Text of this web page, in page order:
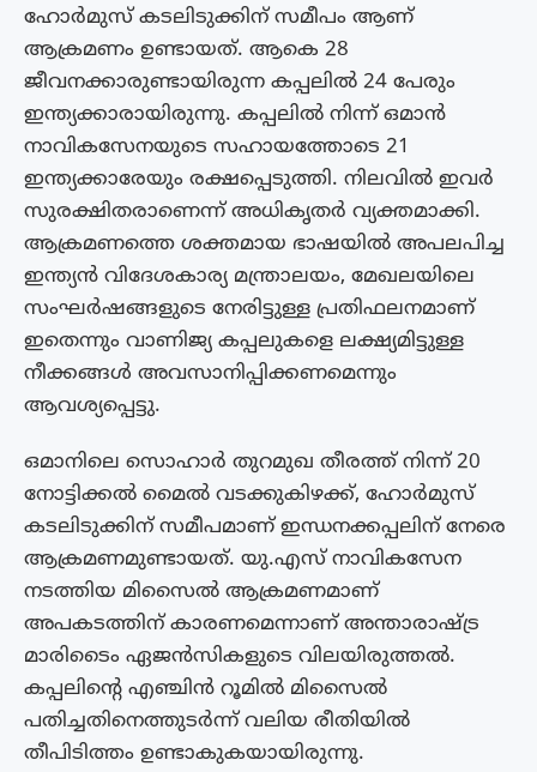
ഹോർമുസ് കടലിടുക്കിന് സമീപം ആണ്
ആക്രമണം ഉണ്ടായത്. ആകെ 28
ജീവനക്കാരുണ്ടായിരുന്ന കപ്പലിൽ 24 പേരും
ഇന്ത്യക്കാരായിരുന്നു. കപ്പലിൽ നിന്ന് ഒമാൻ
നാവികസേനയുടെ സഹായത്തോടെ 21
ഇന്ത്യക്കാരേയും രക്ഷപ്പെടുത്തി. നിലവിൽ ഇവർ
സുരക്ഷിതരാണെന്ന് അധികൃതർ വ്യക്തമാക്കി.
ആക്രമണത്തെ ശക്തമായ ഭാഷയിൽ അപലപിച്ച
ഇന്ത്യൻ വിദേശകാര്യ മന്ത്രാലയം, മേഖലയിലെ
സംഘർഷങ്ങളുടെ നേരിട്ടുള്ള പ്രതിഫലനമാണ്
ഇതെന്നും വാണിജ്യ കപ്പലുകളെ ലക്ഷ്യമിട്ടുള്ള
നീക്കങ്ങൾ അവസാനിപ്പിക്കണമെന്നും
ആവശ്യപ്പെട്ടു.
ഒമാനിലെ സൊഹാർ തുറമുഖ തീരത്ത് നിന്ന് 20
നോട്ടിക്കൽ മൈൽ വടക്കുകിഴക്ക്, ഹോർമുസ്
കടലിടുക്കിന് സമീപമാണ് ഇന്ധനക്കപ്പലിന് നേരെ
ആക്രമണമുണ്ടായത്. യു.എസ് നാവികസേന
നടത്തിയ മിസൈൽ ആക്രമണമാണ്
അപകടത്തിന് കാരണമെന്നാണ് അന്താരാഷ്ട്ര
മാരിടൈം ഏജൻസികളുടെ വിലയിരുത്തൽ.
കപ്പലിന്റെ എഞ്ചിൻ റൂമിൽ മിസൈൽ
പതിച്ചതിനെത്തുടർന്ന് വലിയ രീതിയിൽ
തീപിടിത്തം ഉണ്ടാകുകയായിരുന്നു.